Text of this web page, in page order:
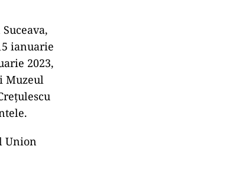
ianuarie
2023,
Muzeul
Union